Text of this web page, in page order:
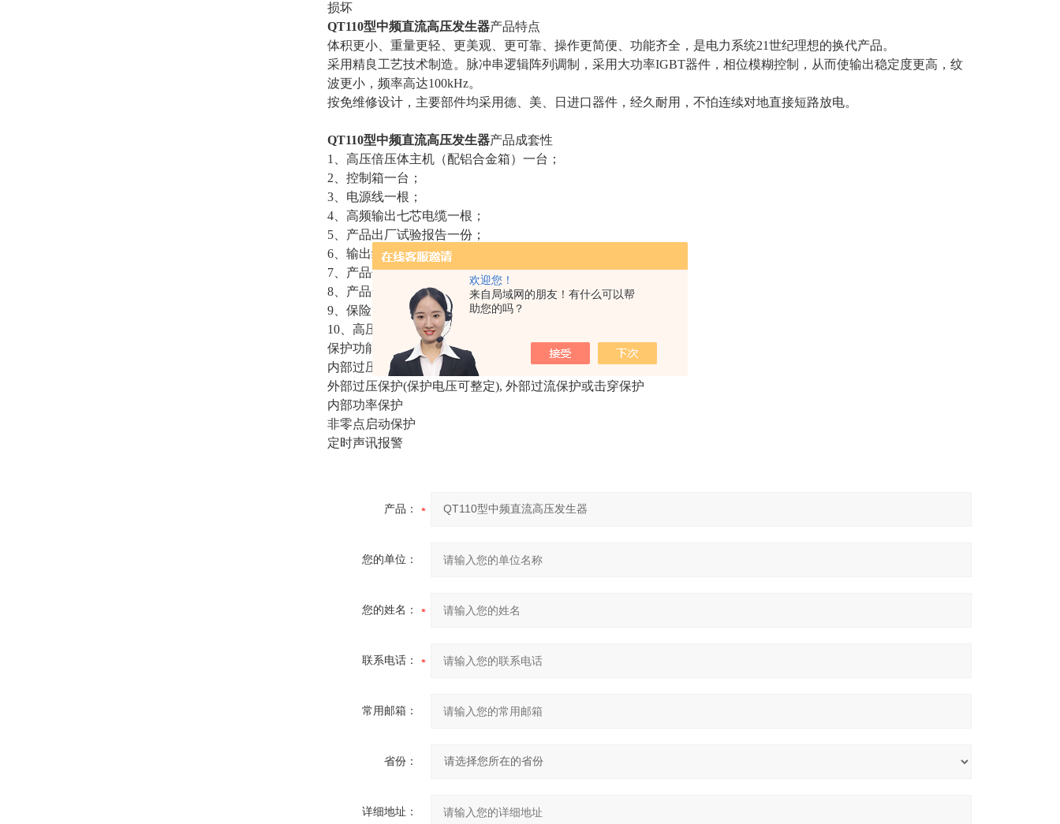
欢迎您！
来自局域网的朋友！有什么可以帮
助您的吗？
损坏
QT110型中频直流高压发生器产品特点
体积更小、重量更轻、更美观、更可靠、操作更简便、功能齐全，是电力系统21世纪理想的换代产品。
采用精良工艺技术制造。脉冲串逻辑阵列调制，采用大功率IGBT器件，相位模糊控制，从而使输出稳定度更高，纹
波更小，频率高达100kHz。
按免维修设计，主要部件均采用德、美、日进口器件，经久耐用，不怕连续对地直接短路放电。
QT110型中频直流高压发生器产品成套性
1、高压倍压体主机（配铝合金箱）一台；
2、控制箱一台；
3、电源线一根；
4、高频输出七芯电缆一根；
5、产品出厂试验报告一份；
6、输出线一根；
7、产品使用说明书一份；
8、产品合格证、保修卡一份；
9、保险管4只。
10、高压屏蔽数显微安表一只。
保护功能：
内部过压保护, 内部过流保护
外部过压保护(保护电压可整定), 外部过流保护或击穿保护
内部功率保护
非零点启动保护
定时声讯报警
产品：
您的单位：
您的姓名：
联系电话：
常用邮箱：
省份：
详细地址：